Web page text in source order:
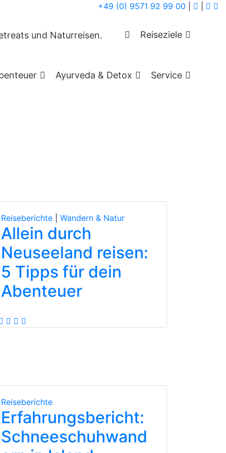
+49 (0) 9571 92 99 00
Reiseziele
Ayurveda & Detox Service
Reiseberichte Wandern & Natur
Allein durch
Neuseeland reisen:
5 Tipps für dein
Abenteuer
Reiseberichte
Erfahrungsbericht:
Schneeschuhwand